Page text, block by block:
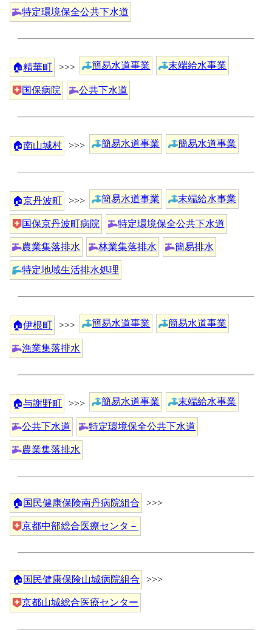
特定環境保全公共下水道
🏠精華町 >>> 簡易水道事業 末端給水事業
国保病院 公共下水道
🏠南山城村 >>> 簡易水道事業 簡易水道事業
🏠京丹波町 >>> 簡易水道事業 末端給水事業
国保京丹波町病院 特定環境保全公共下水道
農業集落排水 林業集落排水 簡易排水
特定地域生活排水処理
🏠伊根町 >>> 簡易水道事業 簡易水道事業
漁業集落排水
🏠与謝野町 >>> 簡易水道事業 末端給水事業
公共下水道 特定環境保全公共下水道
農業集落排水
🏠 国民健康保険南丹病院組合 >>>
京都中部総合医療センタ－
🏠 国民健康保険山城病院組合 >>>
京都山城総合医療センター